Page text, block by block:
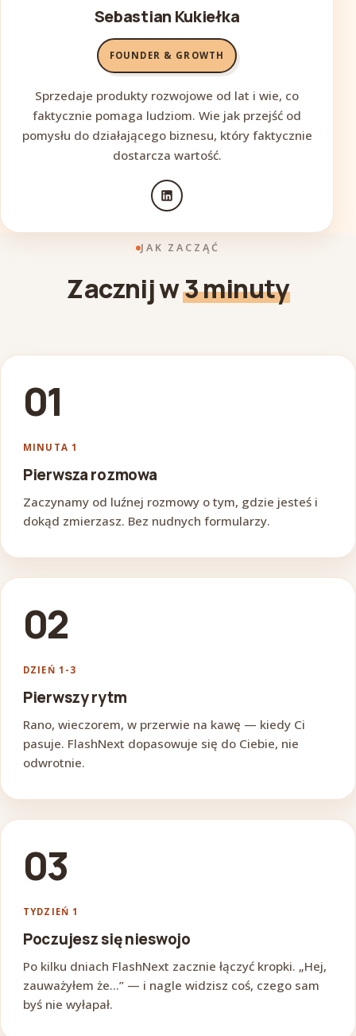
Sebastian Kukiełka
FOUNDER & GROWTH
Sprzedaje produkty rozwojowe od lat i wie, co
faktycznie pomaga ludziom. Wie jak przejść od
pomysłu do działającego biznesu, który faktycznie
dostarcza wartość.
JAK ZACZĄĆ
Zacznij w3 minuty
01
MINUTA 1
Pierwsza rozmowa
Zaczynamy od luźnej rozmowy o tym, gdzie jesteś i
dokąd zmierzasz. Bez nudnych formularzy.
02
DZIEŃ 1-3
Pierwszy rytm
Rano, wieczorem, w przerwie na kawę — kiedy Ci
pasuje. FlashNext dopasowuje się do Ciebie, nie
odwrotnie.
03
TYDZIEŃ 1
Poczujesz się nieswojo
Po kilku dniach FlashNext zacznie łączyć kropki. „Hej,
zauważyłem że...” — i nagle widzisz coś, czego sam
byś nie wyłapał.